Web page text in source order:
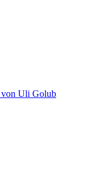
von Uli Golub